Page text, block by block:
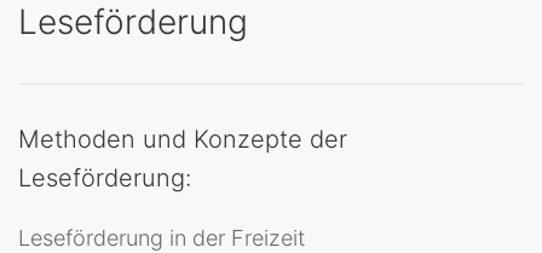
Leseförderung
Methoden und Konzepte der
Leseförderung:
Leseförderung in der Freizeit